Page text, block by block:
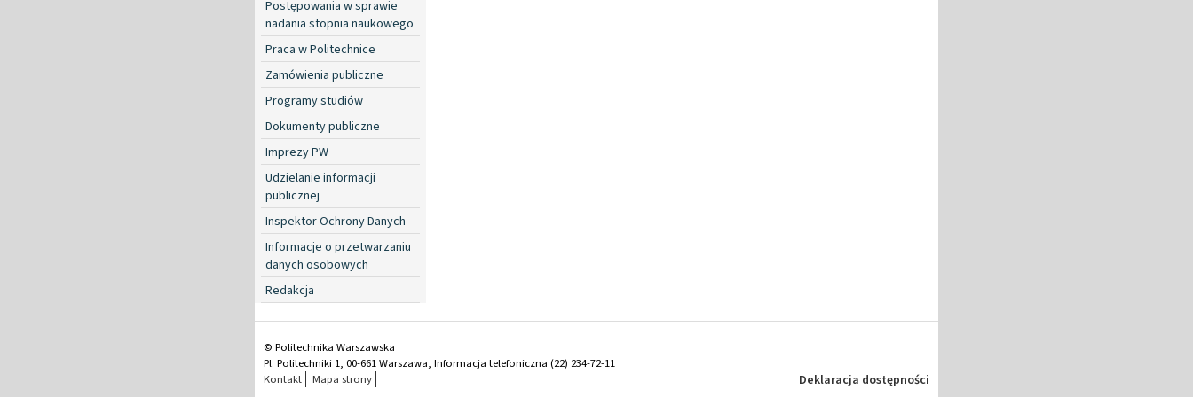
Postępowania w sprawie
nadania stopnia naukowego
Praca w Politechnice
Zamówienia publiczne
Programy studiów
Dokumenty publiczne
Imprezy PW
Udzielanie informacji
publicznej
Inspektor Ochrony Danych
Informacje o przetwarzaniu
danych osobowych
Redakcja
© Politechnika Warszawska
Pl. Politechniki 1, 00-661 Warszawa, Informacja telefoniczna (22) 234-72-11
Kontakt
Mapa strony Deklaracja dostępności